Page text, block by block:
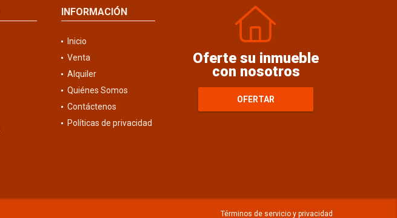
INFORMACIÓN
Inicio
Venta
Alquiler
Quiénes Somos
Contáctenos
Políticas de privacidad
Oferte su inmueble
con nosotros
OFERTAR
Términos de servicio y privacidad